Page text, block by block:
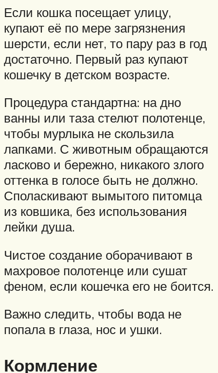
Если кошка посещает улицу,
купают её по мере загрязнения
шерсти, если нет, то пару раз в год
достаточно. Первый раз купают
кошечку в детском возрасте.
Процедура стандартна: на дно
ванны или таза стелют полотенце,
чтобы мурлыка не скользила
лапками. С животным обращаются
ласково и бережно, никакого злого
оттенка в голосе быть не должно.
Споласкивают вымытого питомца
из ковшика, без использования
лейки душа.
Чистое создание оборачивают в
махровое полотенце или сушат
феном, если кошечка его не боится.
Важно следить, чтобы вода не
попала в глаза, нос и ушки.
Кормление